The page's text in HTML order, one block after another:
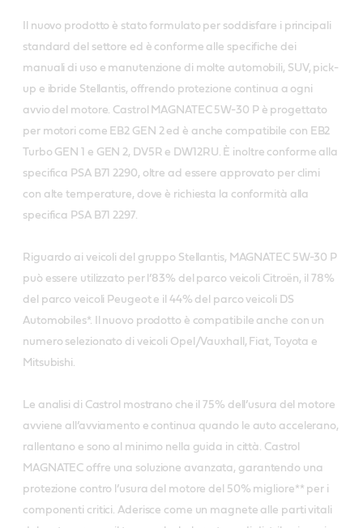
Il nuovo prodotto è stato formulato per soddisfare i principali
standard del settore ed è conforme alle specifiche dei
manuali di uso e manutenzione di molte automobili, SUV, pick-
up e ibride Stellantis, offrendo protezione continua a ogni
avvio del motore. Castrol MAGNATEC 5W-30 P è progettato
per motori come EB2 GEN 2 ed è anche compatibile con EB2
Turbo GEN 1 e GEN 2, DV5R e DW12RU. È inoltre conforme alla
specifica PSA B71 2290, oltre ad essere approvato per climi
con alte temperature, dove è richiesta la conformità alla
specifica PSA B71 2297.
Riguardo ai veicoli del gruppo Stellantis, MAGNATEC 5W-30 P
può essere utilizzato per l’83% del parco veicoli Citroën, il 78%
del parco veicoli Peugeot e il 44% del parco veicoli DS
Automobiles*. Il nuovo prodotto è compatibile anche con un
numero selezionato di veicoli Opel/Vauxhall, Fiat, Toyota e
Mitsubishi.
Le analisi di Castrol mostrano che il 75% dell’usura del motore
avviene all’avviamento e continua quando le auto accelerano,
rallentano e sono al minimo nella guida in città. Castrol
MAGNATEC offre una soluzione avanzata, garantendo una
protezione contro l’usura del motore del 50% migliore** per i
componenti critici. Aderisce come un magnete alle parti vitali